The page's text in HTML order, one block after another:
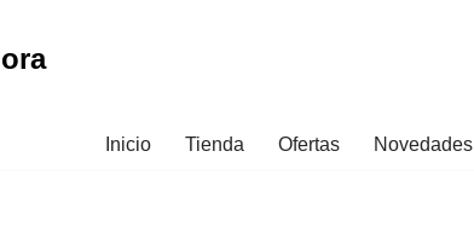
Inicio Tienda Ofertas Novedades